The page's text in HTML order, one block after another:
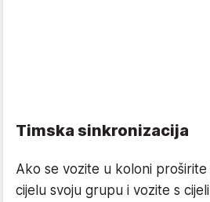
Timska sinkronizacija
Ako se vozite u koloni proširite
cijelu svoju grupu i vozite s